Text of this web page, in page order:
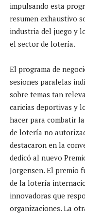
impulsando esta
resumen exhaustivo
industria del juego y
el sector de lotería.
El programa de
sesiones paralelas
sobre temas tan
caricias deportivas y
hacer para combatir
de lotería no
destacaron en la
dedicó al nuevo
Jorgensen. El premio
de la lotería
innovadoras que
organizaciones. La